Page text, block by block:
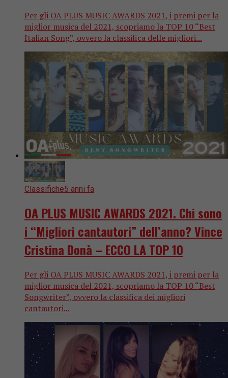
Per gli OA PLUS MUSIC AWARDS 2021, i premi per la
miglior musica del 2021, scopriamo la TOP 10 “Best
Italian Song”, ovvero la classifica delle migliori...
Classifiche5 anni fa
OA PLUS MUSIC AWARDS 2021. Chi sono
i “Migliori cantautori” dell’anno? Vince
Cristina Donà – ECCO LA TOP 10
Per gli OA PLUS MUSIC AWARDS 2021, i premi per la
miglior musica del 2021, scopriamo la TOP 10 “Best
Songwriter”, ovvero la classifica dei migliori
cantautori...